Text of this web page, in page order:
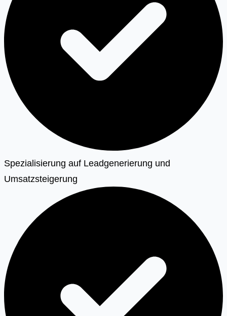
Spezialisierung auf Leadgenerierung und
Umsatzsteigerung